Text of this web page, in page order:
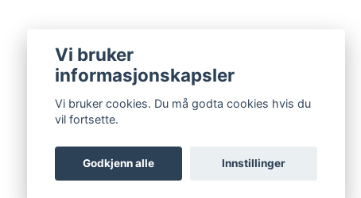
Vi bruker
informasjonskapsler
Vi bruker cookies. Du må godta cookies hvis du
vil fortsette.
Godkjenn alle Innstillinger